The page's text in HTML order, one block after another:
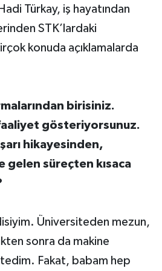
Türkay, iş hayatından
STK’lardaki
konuda açıklamalarda
birisiniz.
faaliyet gösteriyorsunuz.
hikayesinden,
gelen süreçten kısaca
Üniversiteden mezun,
sonra da makine
Fakat, babam hep